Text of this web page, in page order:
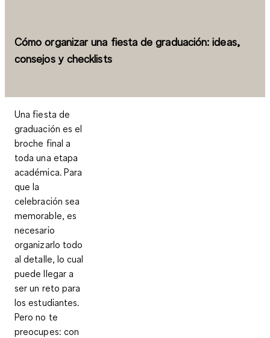
Cómo organizar una fiesta de graduación: ideas,
consejos y checklists
Una fiesta de
graduación es el
broche final a
toda una etapa
académica. Para
que la
celebración sea
memorable, es
necesario
organizarlo todo
al detalle, lo cual
puede llegar a
ser un reto para
los estudiantes.
Pero no te
preocupes: con